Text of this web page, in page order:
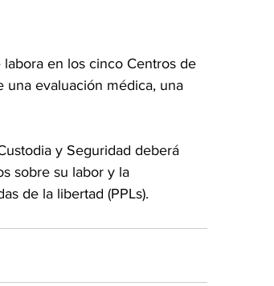
en los cinco Centros de
una evaluación médica, una
y Seguridad deberá
sobre su labor y la
de la libertad (PPLs).